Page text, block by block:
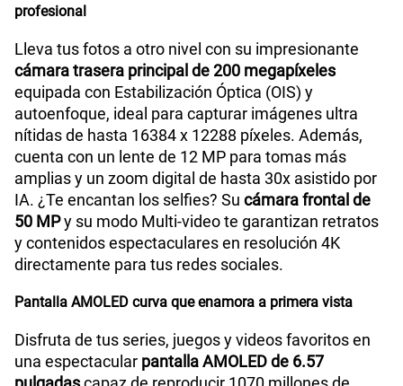
profesional
Lleva tus fotos a otro nivel con su impresionante
cámara trasera principal de 200 megapíxeles
equipada con Estabilización Óptica (OIS) y
autoenfoque, ideal para capturar imágenes ultra
nítidas de hasta 16384 x 12288 píxeles. Además,
cuenta con un lente de 12 MP para tomas más
amplias y un zoom digital de hasta 30x asistido por
IA. ¿Te encantan los selfies? Su cámara frontal de
50 MPy su modo Multi-video te garantizan retratos
y contenidos espectaculares en resolución 4K
directamente para tus redes sociales.
Pantalla AMOLED curva que enamora a primera vista
Disfruta de tus series, juegos y videos favoritos en
una espectacular pantalla AMOLED de 6.57